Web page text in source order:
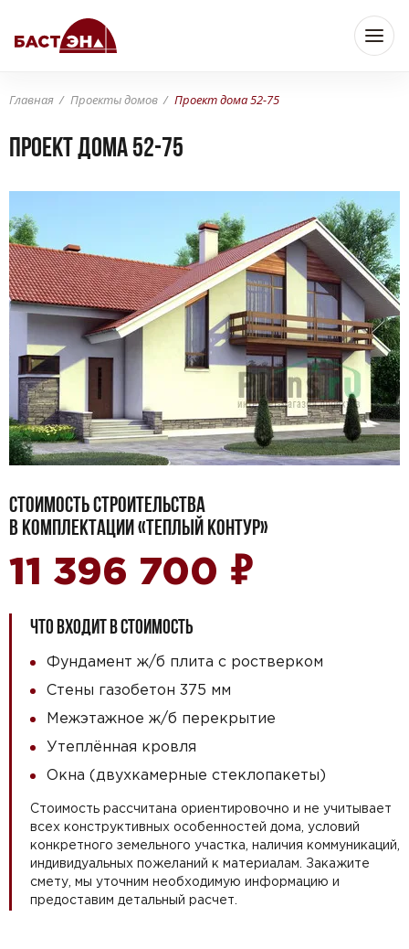
Главная Проекты домов Проект дома 52-75
Проект дома 52-75
СТОИМОСТЬ СТРОИТЕЛЬСТВА
В КОМПЛЕКТАЦИИ «ТЕПЛЫЙ КОНТУР»
11 396 700 ₽
ЧТО ВХОДИТ В СТОИМОСТЬ
Фундамент ж/б плита с ростверком
Стены газобетон 375 мм
Межэтажное ж/б перекрытие
Утеплённая кровля
Окна (двухкамерные стеклопакеты)
Стоимость рассчитана ориентировочно и не учитывает
всех конструктивных особенностей дома, условий
конкретного земельного участка, наличия коммуникаций,
индивидуальных пожеланий к материалам. Закажите
смету, мы уточним необходимую информацию и
предоставим детальный расчет.